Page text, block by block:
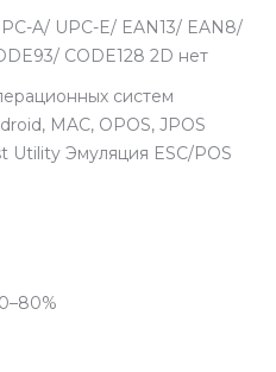
A/ UPC-E/ EAN13/ EAN8/
CODE128 2D нет
систем
MAC, OPOS, JPOS
Utility Эмуляция ESC/POS